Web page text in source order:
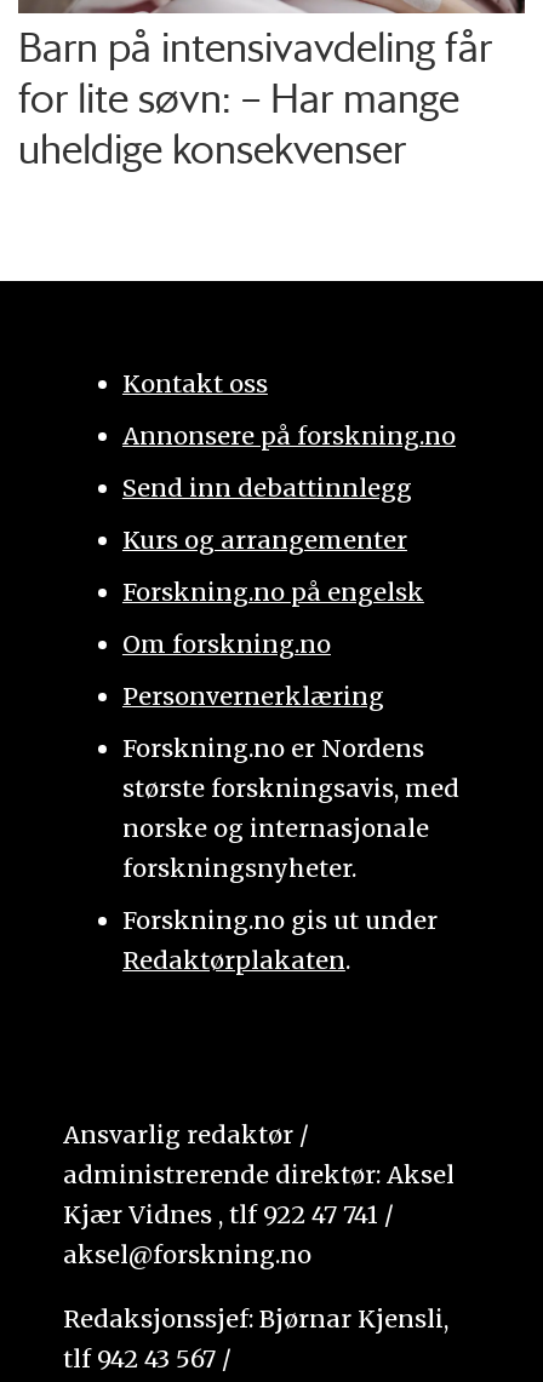
Barn på intensiv­avdeling får
for lite søvn: – Har mange
uheldige konsekvenser
Kontakt oss
Annonsere på forskning.no
Send inn debattinnlegg
Kurs og arrangementer
Forskning.no på engelsk
Om forskning.no
Personvernerklæring
Forskning.no er Nordens
største forskningsavis, med
norske og internasjonale
forskningsnyheter.
Forskning.no gis ut under
Redaktørplakaten.
Ansvarlig redaktør /
administrerende direktør: Aksel
Kjær Vidnes , tlf 922 47 741 /
aksel@forskning.no
Redaksjonssjef: Bjørnar Kjensli,
tlf 942 43 567 /